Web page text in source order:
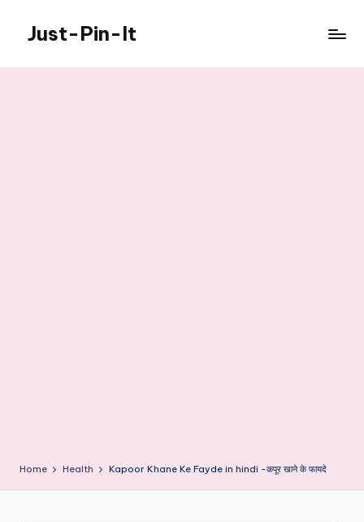
content
Just-Pin-It
Home Health Kapoor Khane Ke Fayde in hindi -कपूर खाने के फायदे